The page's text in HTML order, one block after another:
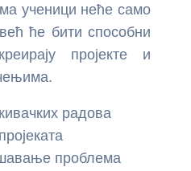
ученици неће само
ће бити способни
пројекте и
радова
проблема